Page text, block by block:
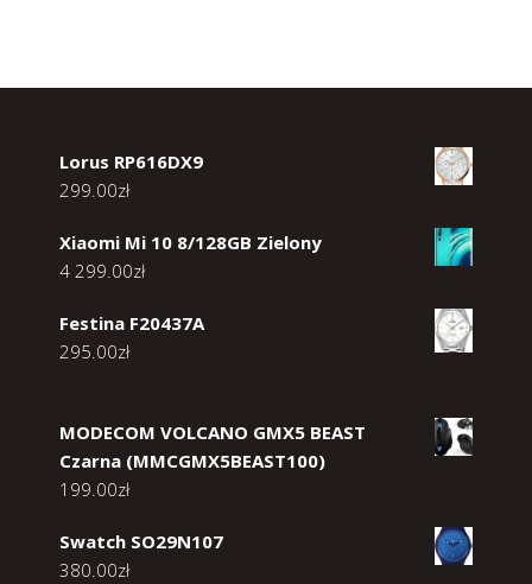
Lorus RP616DX9
299.00zł
Xiaomi Mi 10 8/128GB Zielony
4 299.00zł
Festina F20437A
295.00zł
MODECOM VOLCANO GMX5 BEAST
Czarna (MMCGMX5BEAST100)
199.00zł
Swatch SO29N107
380.00zł